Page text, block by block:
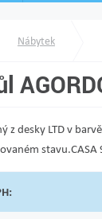
Nábytek
z desky LTD v
stavu.CASA